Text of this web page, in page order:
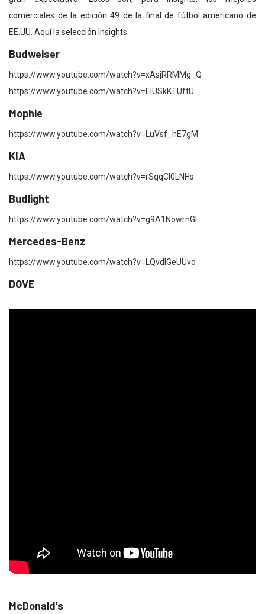
comerciales de la edición 49 de la final de fútbol americano de
EE.UU. Aquí la selección Insights:
Budweiser
https://www.youtube.com/watch?v=xAsjRRMMg_Q
https://www.youtube.com/watch?v=EIUSkKTUftU
Mophie
https://www.youtube.com/watch?v=LuVsf_hE7gM
KIA
https://www.youtube.com/watch?v=rSqqCI0LNHs
Budlight
https://www.youtube.com/watch?v=g9A1NowrnGI
Mercedes-Benz
https://www.youtube.com/watch?v=LQvdIGeUUvo
DOVE
McDonald’s